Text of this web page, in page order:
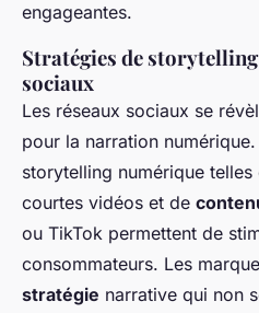
engageantes.
Stratégies de
sociaux
Les réseaux sociaux se
pour la narration
storytelling numérique
courtes vidéos et de
ou TikTok permettent de
consommateurs. Les
stratégie narrative qui non